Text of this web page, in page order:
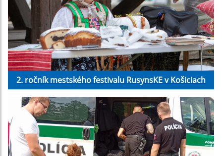
2. ročník mestského festivalu RusynsKE v Košiciach